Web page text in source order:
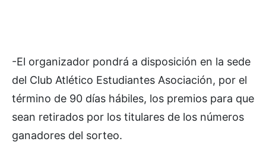
-El organizador pondrá a disposición en la sede
del Club Atlético Estudiantes Asociación, por el
término de 90 días hábiles, los premios para que
sean retirados por los titulares de los números
ganadores del sorteo.